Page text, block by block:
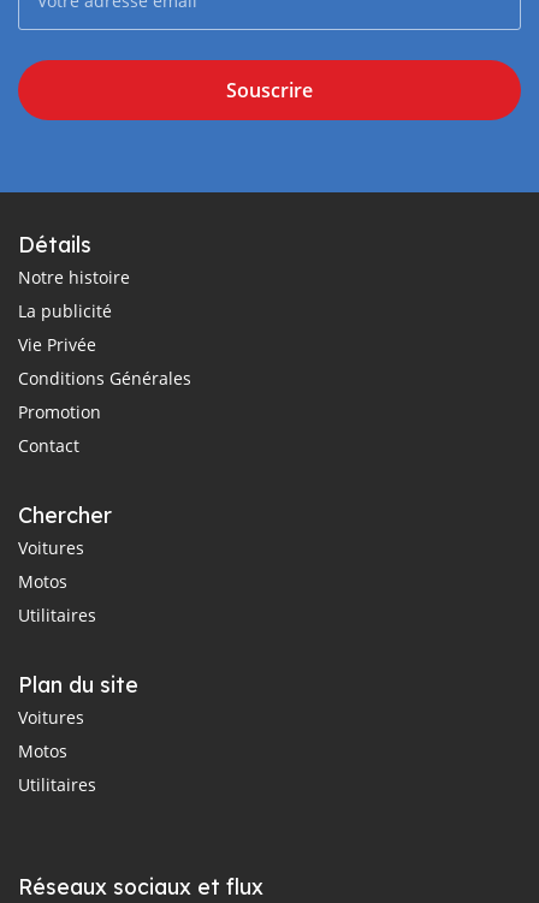
Souscrire
Détails
Notre histoire
La publicité
Vie Privée
Conditions Générales
Promotion
Contact
Chercher
Voitures
Motos
Utilitaires
Plan du site
Voitures
Motos
Utilitaires
Réseaux sociaux et flux